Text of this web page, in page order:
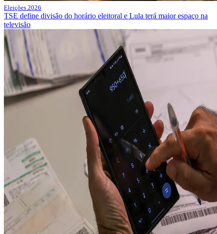
Eleições 2026
TSE define divisão do horário eleitoral e Lula terá maior espaço na
televisão